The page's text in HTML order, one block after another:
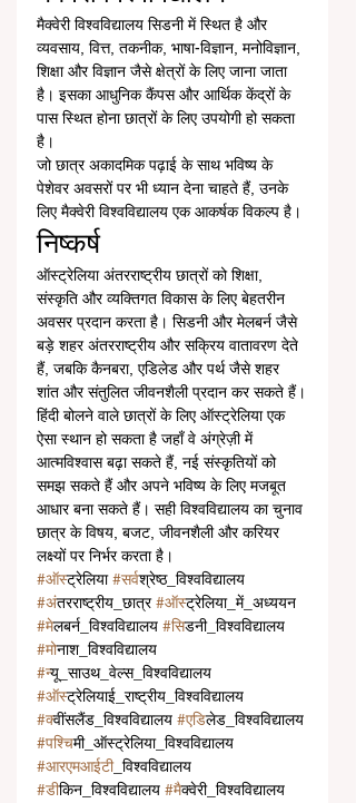
मैक्वेरी विश्वविद्यालय सिडनी में स्थित है और
व्यवसाय, वित्त, तकनीक, भाषा-विज्ञान, मनोविज्ञान,
शिक्षा और विज्ञान जैसे क्षेत्रों के लिए जाना जाता
है। इसका आधुनिक कैंपस और आर्थिक केंद्रों के
पास स्थित होना छात्रों के लिए उपयोगी हो सकता
है।
जो छात्र अकादमिक पढ़ाई के साथ भविष्य के
पेशेवर अवसरों पर भी ध्यान देना चाहते हैं, उनके
लिए मैक्वेरी विश्वविद्यालय एक आकर्षक विकल्प है।
निष्कर्ष
ऑस्ट्रेलिया अंतरराष्ट्रीय छात्रों को शिक्षा,
संस्कृति और व्यक्तिगत विकास के लिए बेहतरीन
अवसर प्रदान करता है। सिडनी और मेलबर्न जैसे
बड़े शहर अंतरराष्ट्रीय और सक्रिय वातावरण देते
हैं, जबकि कैनबरा, एडिलेड और पर्थ जैसे शहर
शांत और संतुलित जीवनशैली प्रदान कर सकते हैं।
हिंदी बोलने वाले छात्रों के लिए ऑस्ट्रेलिया एक
ऐसा स्थान हो सकता है जहाँ वे अंग्रेज़ी में
आत्मविश्वास बढ़ा सकते हैं, नई संस्कृतियों को
समझ सकते हैं और अपने भविष्य के लिए मजबूत
आधार बना सकते हैं। सही विश्वविद्यालय का चुनाव
छात्र के विषय, बजट, जीवनशैली और करियर
लक्ष्यों पर निर्भर करता है।
#ऑस्ट्रेलिया #सर्वश्रेष्ठ_विश्वविद्यालय
#अंतरराष्ट्रीय_छात्र #ऑस्ट्रेलिया_में_अध्ययन
#मेलबर्न_विश्वविद्यालय #सिडनी_विश्वविद्यालय
#मोनाश_विश्वविद्यालय
#न्यू_साउथ_वेल्स_विश्वविद्यालय
#ऑस्ट्रेलियाई_राष्ट्रीय_विश्वविद्यालय
#क्वींसलैंड_विश्वविद्यालय #एडिलेड_विश्वविद्यालय
#पश्चिमी_ऑस्ट्रेलिया_विश्वविद्यालय
#आरएमआईटी_विश्वविद्यालय
#डीकिन_विश्वविद्यालय #मैक्वेरी_विश्वविद्यालय